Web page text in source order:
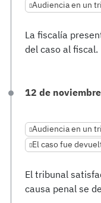
Audiencia en un
La fiscalía
del caso al fiscal.
12 de
Audiencia en un
El caso fue
El tribunal
causa penal se